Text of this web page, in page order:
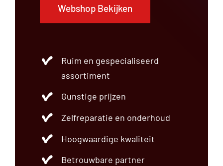
Webshop Bekijken
Ruim en gespecialiseerd
assortiment
Gunstige prijzen
Zelfreparatie en onderhoud
Hoogwaardige kwaliteit
Betrouwbare partner